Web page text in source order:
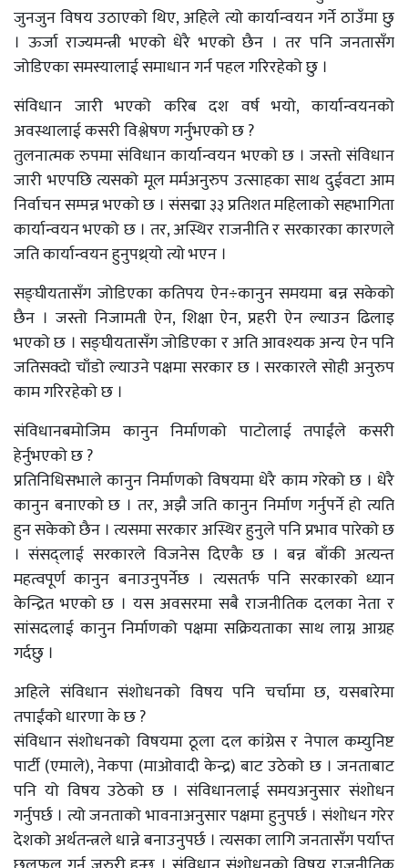
जुनजुन विषय उठाएको थिए, अहिले त्यो कार्यान्वयन गर्ने ठाउँमा छु
। ऊर्जा राज्यमन्त्री भएको धेरै भएको छैन । तर पनि जनतासँग
जोडिएका समस्यालाई समाधान गर्न पहल गरिरहेको छु ।
संविधान जारी भएको करिब दश वर्ष भयो, कार्यान्वयनको
अवस्थालाई कसरी विश्लेषण गर्नुभएको छ ?
तुलनात्मक रुपमा संविधान कार्यान्वयन भएको छ । जस्तो संविधान
जारी भएपछि त्यसको मूल मर्मअनुरुप उत्साहका साथ दुईवटा आम
निर्वाचन सम्पन्न भएको छ । संसद्मा ३३ प्रतिशत महिलाको सहभागिता
कार्यान्वयन भएको छ । तर, अस्थिर राजनीति र सरकारका कारणले
जति कार्यान्वयन हुनुपथ्र्याे त्यो भएन ।
सङ्घीयतासँग जोडिएका कतिपय ऐन÷कानुन समयमा बन्न सकेको
छैन । जस्तो निजामती ऐन, शिक्षा ऐन, प्रहरी ऐन ल्याउन ढिलाइ
भएको छ । सङ्घीयतासँग जोडिएका र अति आवश्यक अन्य ऐन पनि
जतिसक्दो चाँडो ल्याउने पक्षमा सरकार छ । सरकारले सोही अनुरुप
काम गरिरहेको छ ।
संविधानबमोजिम कानुन निर्माणको पाटोलाई तपाईंले कसरी
हेर्नुभएको छ ?
प्रतिनिधिसभाले कानुन निर्माणको विषयमा धेरै काम गरेको छ । धेरै
कानुन बनाएको छ । तर, अझै जति कानुन निर्माण गर्नुपर्ने हो त्यति
हुन सकेको छैन । त्यसमा सरकार अस्थिर हुनुले पनि प्रभाव पारेको छ
। संसद्लाई सरकारले विजनेस दिएकै छ । बन्न बाँकी अत्यन्त
महत्वपूर्ण कानुन बनाउनुपर्नेछ । त्यसतर्फ पनि सरकारको ध्यान
केन्द्रित भएको छ । यस अवसरमा सबै राजनीतिक दलका नेता र
सांसदलाई कानुन निर्माणको पक्षमा सक्रियताका साथ लाग्न आग्रह
गर्दछु ।
अहिले संविधान संशोधनको विषय पनि चर्चामा छ, यसबारेमा
तपाईंको धारणा के छ ?
संविधान संशोधनको विषयमा ठूला दल कांग्रेस र नेपाल कम्युनिष्ट
पार्टी (एमाले), नेकपा (माओवादी केन्द्र) बाट उठेको छ । जनताबाट
पनि यो विषय उठेको छ । संविधानलाई समयअनुसार संशोधन
गर्नुपर्छ । त्यो जनताको भावनाअनुसार पक्षमा हुनुपर्छ । संशोधन गरेर
देशको अर्थतन्त्रले धान्ने बनाउनुपर्छ । त्यसका लागि जनतासँग पर्याप्त